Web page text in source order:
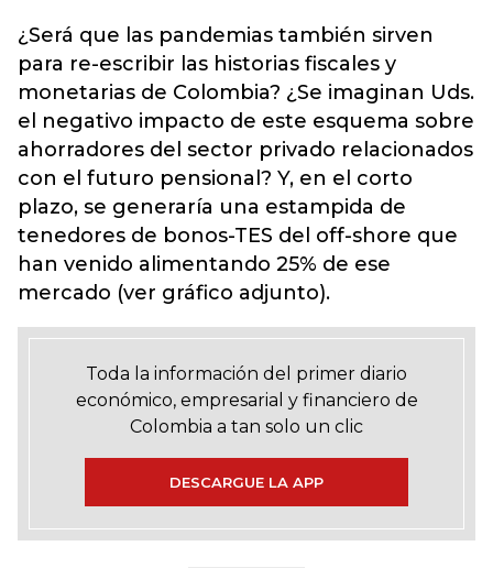
¿Será que las pandemias también sirven
para re-escribir las historias fiscales y
monetarias de Colombia? ¿Se imaginan Uds.
el negativo impacto de este esquema sobre
ahorradores del sector privado relacionados
con el futuro pensional? Y, en el corto
plazo, se generaría una estampida de
tenedores de bonos-TES del off-shore que
han venido alimentando 25% de ese
mercado (ver gráfico adjunto).
Toda la información del primer diario
económico, empresarial y financiero de
Colombia a tan solo un clic
DESCARGUE LA APP